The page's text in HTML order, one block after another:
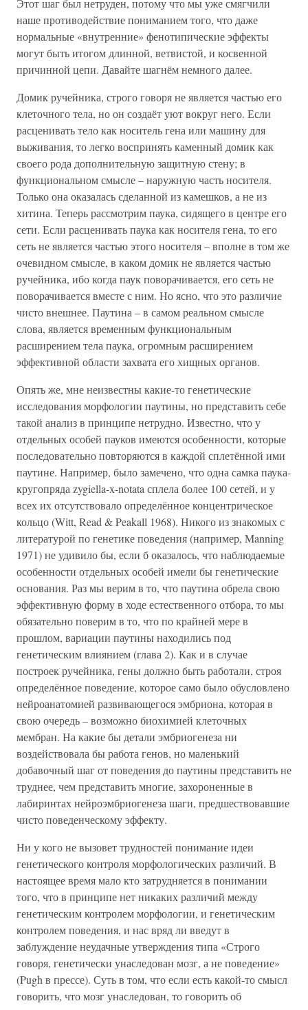
Этот шаг был нетруден, потому что мы уже смягчили
наше противодействие пониманием того, что даже
нормальные «внутренние» фенотипические эффекты
могут быть итогом длинной, ветвистой, и косвенной
причинной цепи. Давайте шагнём немного далее.
Домик ручейника, строго говоря не является частью его
клеточного тела, но он создаёт уют вокруг него. Если
расценивать тело как носитель гена или машину для
выживания, то легко воспринять каменный домик как
своего рода дополнительную защитную стену; в
функциональном смысле – наружную часть носителя.
Только она оказалась сделанной из камешков, а не из
хитина. Теперь рассмотрим паука, сидящего в центре его
сети. Если расценивать паука как носителя гена, то его
сеть не является частью этого носителя – вполне в том же
очевидном смысле, в каком домик не является частью
ручейника, ибо когда паук поворачивается, его сеть не
поворачивается вместе с ним. Но ясно, что это различие
чисто внешнее. Паутина – в самом реальном смысле
слова, является временным функциональным
расширением тела паука, огромным расширением
эффективной области захвата его хищных органов.
Опять же, мне неизвестны какие-то генетические
исследования морфологии паутины, но представить себе
такой анализ в принципе нетрудно. Известно, что у
отдельных особей пауков имеются особенности, которые
последовательно повторяются в каждой сплетённой ими
паутине. Например, было замечено, что одна самка паука-
кругопряда zygiella-x-notata сплела более 100 сетей, и у
всех их отсутствовало определённое концентрическое
кольцо (Witt, Read & Peakall 1968). Никого из знакомых с
литературой по генетике поведения (например, Manning
1971) не удивило бы, если б оказалось, что наблюдаемые
особенности отдельных особей имели бы генетические
основания. Раз мы верим в то, что паутина обрела свою
эффективную форму в ходе естественного отбора, то мы
обязательно поверим в то, что по крайней мере в
прошлом, вариации паутины находились под
генетическим влиянием (глава 2). Как и в случае
построек ручейника, гены должно быть работали, строя
определённое поведение, которое само было обусловлено
нейроанатомией развивающегося эмбриона, которая в
свою очередь – возможно биохимией клеточных
мембран. На какие бы детали эмбриогенеза ни
воздействовала бы работа генов, но маленький
добавочный шаг от поведения до паутины представить не
труднее, чем представить многие, захороненные в
лабиринтах нейроэмбриогенеза шаги, предшествовавшие
чисто поведенческому эффекту.
Ни у кого не вызовет трудностей понимание идеи
генетического контроля морфологических различий. В
настоящее время мало кто затрудняется в понимании
того, что в принципе нет никаких различий между
генетическим контролем морфологии, и генетическим
контролем поведения, и нас вряд ли введут в
заблуждение неудачные утверждения типа «Строго
говоря, генетически унаследован мозг, а не поведение»
(Pugh в прессе). Суть в том, что если есть какой-то смысл
говорить, что мозг унаследован, то говорить об